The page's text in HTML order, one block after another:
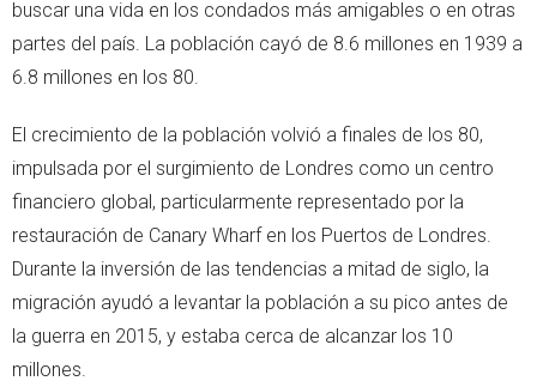
buscar una vida en los condados más amigables o en otras
partes del país. La población cayó de 8.6 millones en 1939 a
6.8 millones en los 80.
El crecimiento de la población volvió a finales de los 80,
impulsada por el surgimiento de Londres como un centro
financiero global, particularmente representado por la
restauración de Canary Wharf en los Puertos de Londres.
Durante la inversión de las tendencias a mitad de siglo, la
migración ayudó a levantar la población a su pico antes de
la guerra en 2015, y estaba cerca de alcanzar los 10
millones.